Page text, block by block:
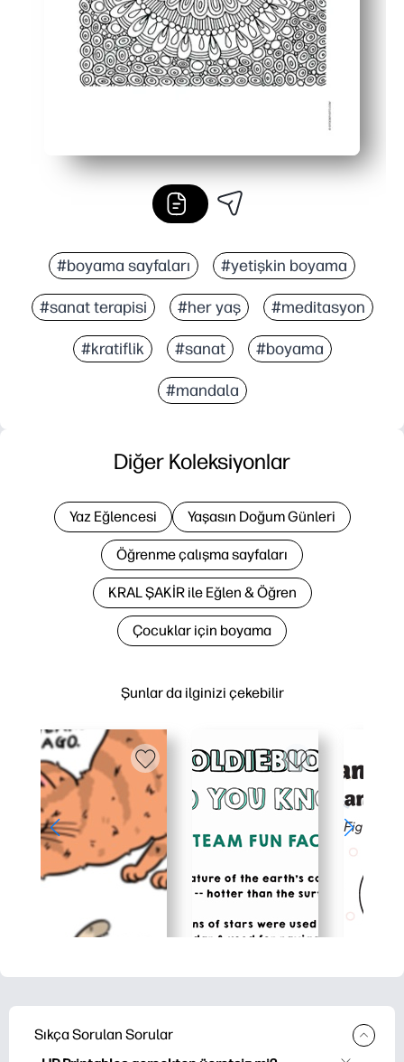
#boyama sayfaları #yetişkin boyama
#sanat terapisi #her yaş #meditasyon
#kratiflik #sanat #boyama
#mandala
Şunlar da ilginizi çekebilir
Diğer Koleksiyonlar
Yaz Eğlencesi Yaşasın Doğum Günleri
Öğrenme çalışma sayfaları
KRAL ŞAKİR ile Eğlen & Öğren
Çocuklar için boyama
Sıkça Sorulan Sorular